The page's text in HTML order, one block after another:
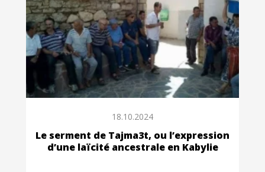
18.10.2024
Le serment de Tajma3t, ou l’expression
d’une laïcité ancestrale en Kabylie